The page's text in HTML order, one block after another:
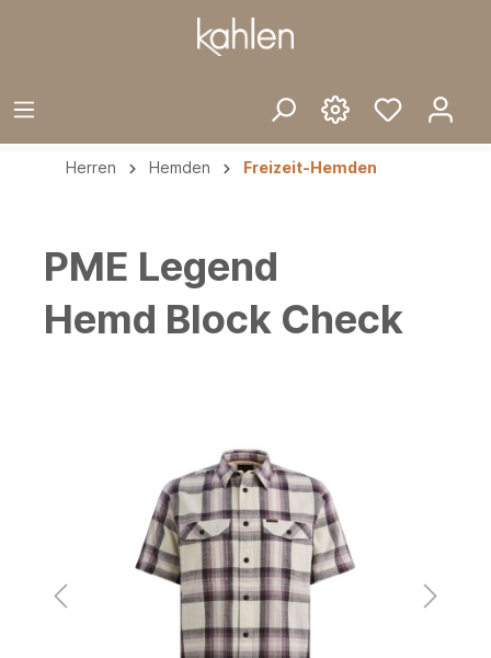
Herren Hemden Freizeit-Hemden
PME Legend
Hemd Block Check